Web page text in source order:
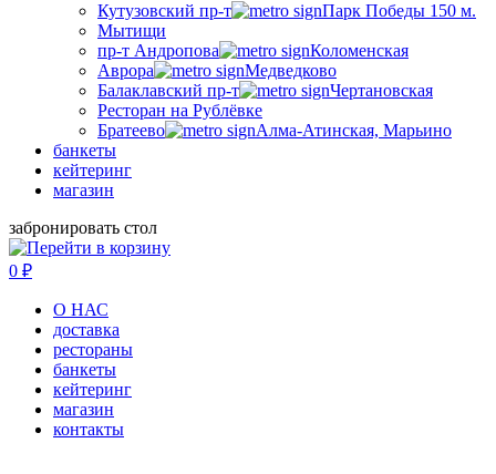
Кутузовский пр-т
Парк Победы 150 м.
Мытищи
пр-т Андропова
Коломенская
Аврора
Медведково
Балаклавский пр-т
Чертановская
Ресторан на Рублёвке
Братеево
Алма-Атинская, Марьино
банкеты
кейтеринг
магазин
забронировать стол
0 ₽
О НАС
доставка
рестораны
банкеты
кейтеринг
магазин
контакты